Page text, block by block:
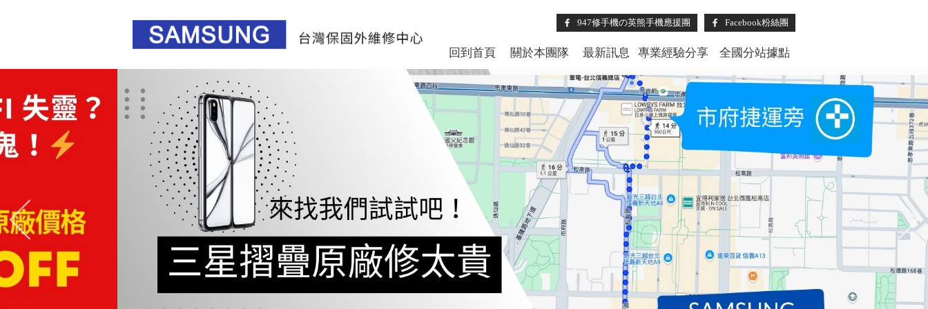
Facebook粉絲團
947修手機の英熊手機應援團
回到首頁 關於本團隊 最新訊息 專業經驗分享 全國分站據點